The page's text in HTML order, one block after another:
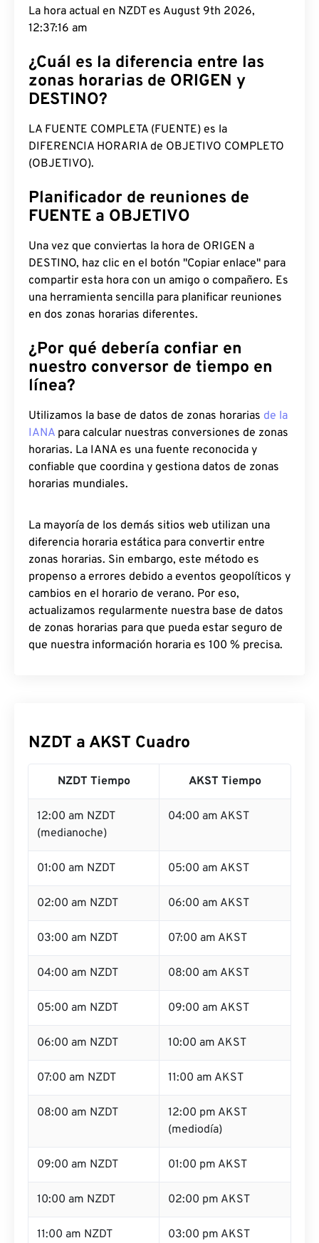
La hora actual en NZDT es August 9th 2026,
12:37:17 am
¿Cuál es la diferencia entre las
zonas horarias de ORIGEN y
DESTINO?
LA FUENTE COMPLETA (FUENTE) es la
DIFERENCIA HORARIA de OBJETIVO COMPLETO
(OBJETIVO).
Planificador de reuniones de
FUENTE a OBJETIVO
Una vez que conviertas la hora de ORIGEN a
DESTINO, haz clic en el botón "Copiar enlace" para
compartir esta hora con un amigo o compañero. Es
una herramienta sencilla para planificar reuniones
en dos zonas horarias diferentes.
¿Por qué debería confiar en
nuestro conversor de tiempo en
línea?
Utilizamos la base de datos de zonas horarias de la
IANA para calcular nuestras conversiones de zonas
horarias. La IANA es una fuente reconocida y
confiable que coordina y gestiona datos de zonas
horarias mundiales.
La mayoría de los demás sitios web utilizan una
diferencia horaria estática para convertir entre
zonas horarias. Sin embargo, este método es
propenso a errores debido a eventos geopolíticos y
cambios en el horario de verano. Por eso,
actualizamos regularmente nuestra base de datos
de zonas horarias para que pueda estar seguro de
que nuestra información horaria es 100 % precisa.
NZDT a AKST Cuadro
NZDT Tiempo AKST Tiempo
12:00 am NZDT
(medianoche)
04:00 am AKST
01:00 am NZDT 05:00 am AKST
02:00 am NZDT 06:00 am AKST
03:00 am NZDT 07:00 am AKST
04:00 am NZDT 08:00 am AKST
05:00 am NZDT 09:00 am AKST
06:00 am NZDT 10:00 am AKST
07:00 am NZDT 11:00 am AKST
08:00 am NZDT
12:00 pm AKST
(mediodía)
09:00 am NZDT 01:00 pm AKST
10:00 am NZDT 02:00 pm AKST
11:00 am NZDT 03:00 pm AKST